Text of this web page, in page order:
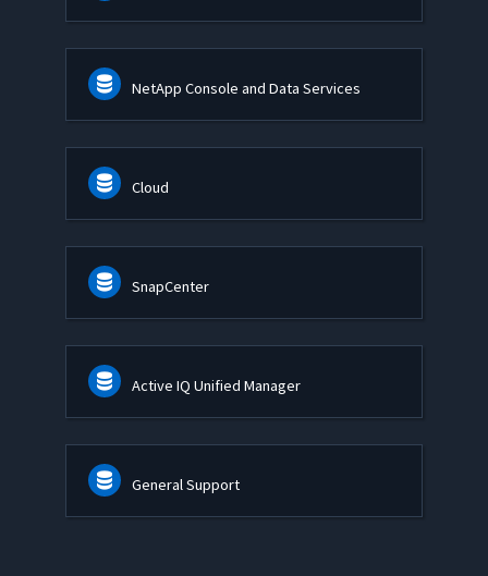
NetApp Console and Data Services
Cloud
SnapCenter
Active IQ Unified Manager
General Support